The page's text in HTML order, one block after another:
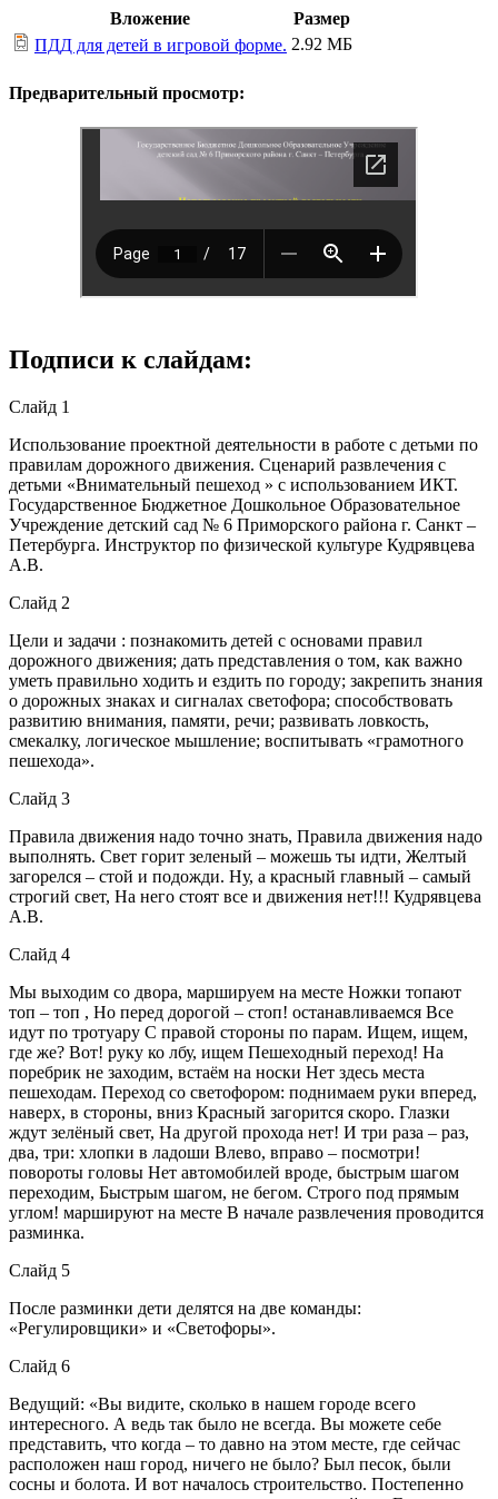
Вложение
Размер
ПДД для детей в игровой форме. 2.92 МБ
Предварительный просмотр:
Подписи к слайдам:
Слайд 1
Использование проектной деятельности в работе с детьми по
правилам дорожного движения. Сценарий развлечения с
детьми «Внимательный пешеход » с использованием ИКТ.
Государственное Бюджетное Дошкольное Образовательное
Учреждение детский сад № 6 Приморского района г. Санкт –
Петербурга. Инструктор по физической культуре Кудрявцева
А.В.
Слайд 2
Цели и задачи : познакомить детей с основами правил
дорожного движения; дать представления о том, как важно
уметь правильно ходить и ездить по городу; закрепить знания
о дорожных знаках и сигналах светофора; способствовать
развитию внимания, памяти, речи; развивать ловкость,
смекалку, логическое мышление; воспитывать «грамотного
пешехода».
Слайд 3
Правила движения надо точно знать, Правила движения надо
выполнять. Свет горит зеленый – можешь ты идти, Желтый
загорелся – стой и подожди. Ну, а красный главный – самый
строгий свет, На него стоят все и движения нет!!! Кудрявцева
А.В.
Слайд 4
Мы выходим со двора, маршируем на месте Ножки топают
топ – топ , Но перед дорогой – стоп! останавливаемся Все
идут по тротуару С правой стороны по парам. Ищем, ищем,
где же? Вот! руку ко лбу, ищем Пешеходный переход! На
поребрик не заходим, встаём на носки Нет здесь места
пешеходам. Переход со светофором: поднимаем руки вперед,
наверх, в стороны, вниз Красный загорится скоро. Глазки
ждут зелёный свет, На другой прохода нет! И три раза – раз,
два, три: хлопки в ладоши Влево, вправо – посмотри!
повороты головы Нет автомобилей вроде, быстрым шагом
переходим, Быстрым шагом, не бегом. Строго под прямым
углом! маршируют на месте В начале развлечения проводится
разминка.
Слайд 5
После разминки дети делятся на две команды:
«Регулировщики» и «Светофоры».
Слайд 6
Ведущий: «Вы видите, сколько в нашем городе всего
интересного. А ведь так было не всегда. Вы можете себе
представить, что когда – то давно на этом месте, где сейчас
расположен наш город, ничего не было? Был песок, были
сосны и болота. И вот началось строительство. Постепенно